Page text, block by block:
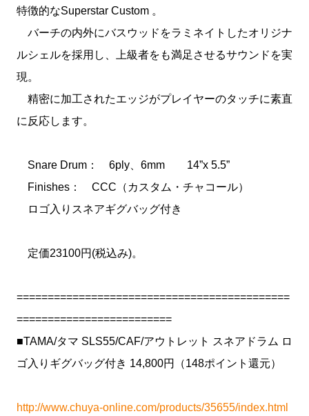
特徴的なSuperstar Custom 。
バーチの内外にバスウッドをラミネイトしたオリジナ
ルシェルを採用し、上級者をも満足させるサウンドを実
現。
精密に加工されたエッジがプレイヤーのタッチに素直
に反応します。
Snare Drum： 6ply、6mm 14”x 5.5”
Finishes： CCC（カスタム・チャコール）
ロゴ入りスネアギグバッグ付き
定価23100円(税込み)。
============================================
=========================
■TAMA/タマ SLS55/CAF/アウトレット スネアドラム ロ
ゴ入りギグバッグ付き 14,800円（148ポイント還元）
http://www.chuya-online.com/products/35655/index.html